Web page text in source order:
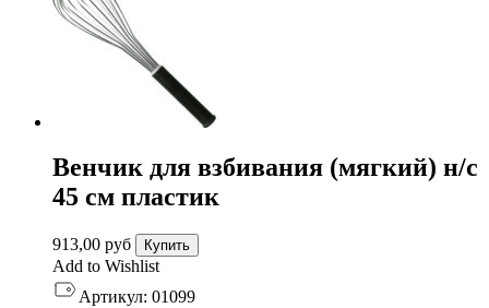
Венчик для взбивания (мягкий) н/с
45 см пластик
913,00 руб Купить
Add to Wishlist
Артикул: 01099